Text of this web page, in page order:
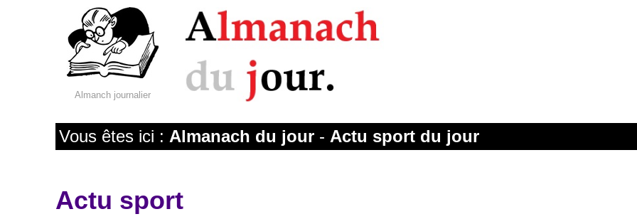
Almanch journalier
Vous êtes ici : Almanach du jour- Actu sport du jour
Actu sport